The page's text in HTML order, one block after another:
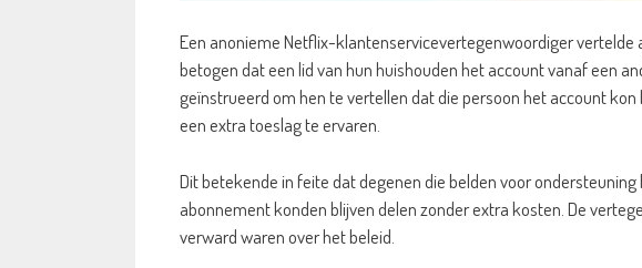
Een anonieme Netflix-klantenservicevertegenwoordiger vertelde
betogen dat een lid van hun huishouden het account vanaf een
geïnstrueerd om hen te vertellen dat die persoon het account
een extra toeslag te ervaren.
Dit betekende in feite dat degenen die belden voor
abonnement konden blijven delen zonder extra kosten. De
verward waren over het beleid.